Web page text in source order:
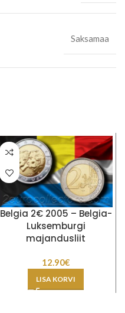
Saksamaa
Belgia 2€ 2005 – Belgia-
Luksemburgi
majandusliit
12.90€
LISA KORVI